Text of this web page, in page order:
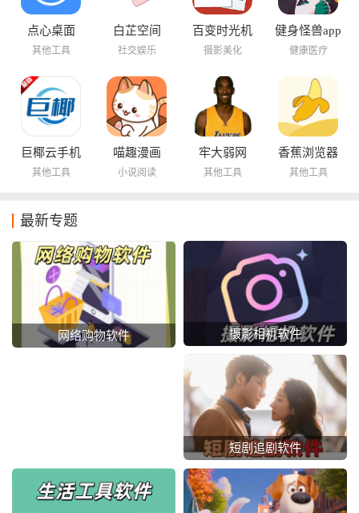
点心桌面
其他工具
白芷空间
社交娱乐
百变时光机
摄影美化
健身怪兽app
健康医疗
巨椰云手机
其他工具
喵趣漫画
小说阅读
牢大弱网
其他工具
香蕉浏览器
其他工具
最新专题
网络购物软件 摄影相机软件
短剧追剧软件